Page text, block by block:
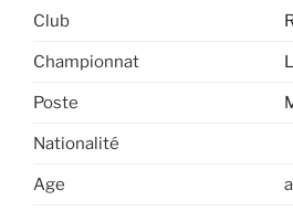
Club
Championnat
Poste
Nationalité
Age